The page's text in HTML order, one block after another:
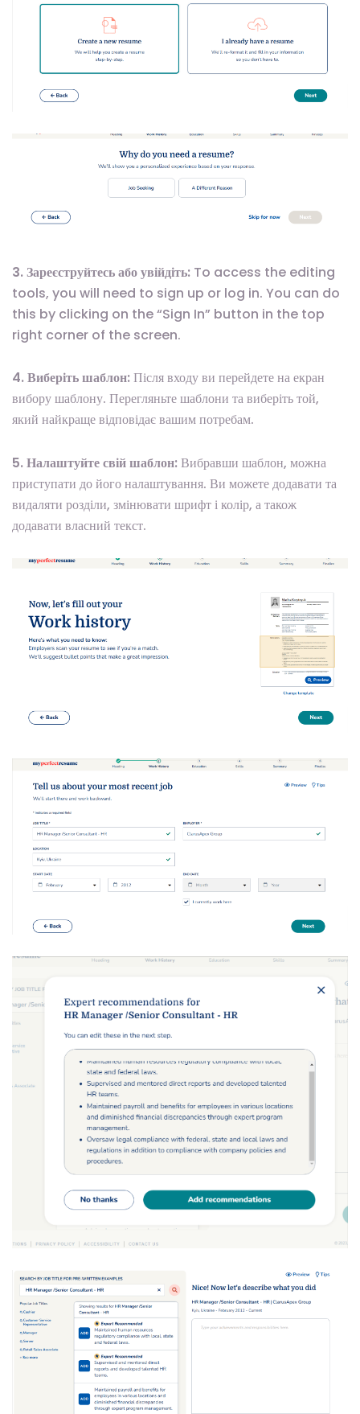
3. Зареєструйтесь або увійдіть: To access the editing
tools, you will need to sign up or log in. You can do
this by clicking on the “Sign In” button in the top
right corner of the screen.
4. Виберіть шаблон:Після входу ви перейдете на екран
вибору шаблону. Перегляньте шаблони та виберіть той,
який найкраще відповідає вашим потребам.
5. Налаштуйте свій шаблон:Вибравши шаблон, можна
приступати до його налаштування. Ви можете додавати та
видаляти розділи, змінювати шрифт і колір, а також
додавати власний текст.